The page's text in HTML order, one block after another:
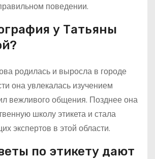
поведении.
у Татьяны
родилась и выросла в городе
она увлекалась изучением
вежливого общения. Позднее она
школу этикета и стала
экспертов в этой области.
по этикету дают